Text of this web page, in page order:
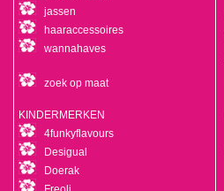
jassen
haaraccessoires
wannahaves
zoek op maat
KINDERMERKEN
4funkyflavours
Desigual
Doerak